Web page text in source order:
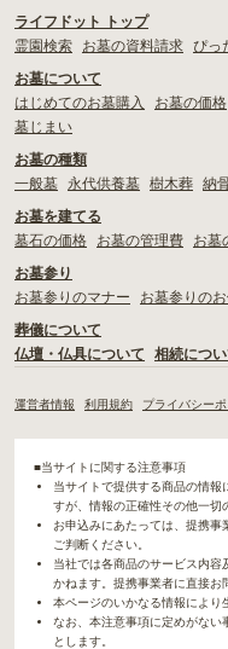
ライフドット トップ
霊園検索
お墓の資料請求 ぴっ
お墓について
はじめてのお墓購入
お墓の価格
墓じまい
お墓の種類
一般墓
永代供養墓 樹木葬 納
お墓を建てる
墓石の価格
お墓の管理費
お墓
お墓参り
お墓参りのマナー
お墓参りのお
葬儀について
仏壇・仏具について
相続につ
運営者情報 利用規約 プライバシー
■当サイトに関する注意事項
当サイトで提供する商品の情報
すが、情報の正確性その他一切
お申込みにあたっては、提携
ご判断ください。
当社では各商品のサービス内容
かねます。提携事業者に直接お
本ページのいかなる情報により
なお、本注意事項に定めがない
とします。